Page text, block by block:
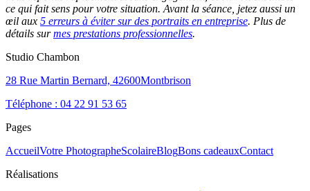
ce qui fait sens pour votre situation. Avant la séance, jetez aussi un
œil aux 5 erreurs à éviter sur des portraits en entreprise. Plus de
détails surmes prestations professionnelles.
Studio Chambon
28 Rue Martin Bernard, 42600Montbrison
Téléphone : 04 22 91 53 65
Pages
AccueilVotre PhotographeScolaireBlogBons cadeauxContact
Réalisations